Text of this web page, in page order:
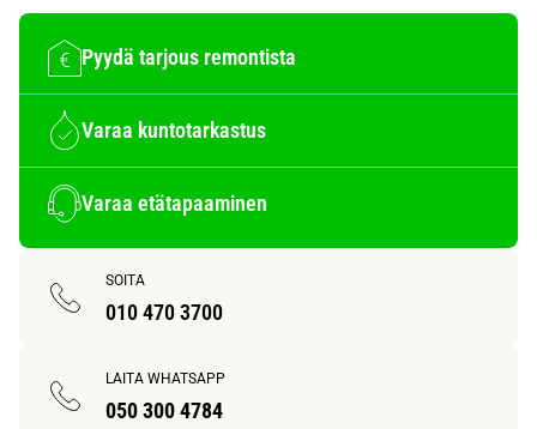
Pyydä tarjous remontista
Varaa kuntotarkastus
Varaa etätapaaminen
SOITA
010 470 3700
LAITA WHATSAPP
050 300 4784